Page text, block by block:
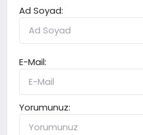
Ad Soyad:
E-Mail:
Yorumunuz: